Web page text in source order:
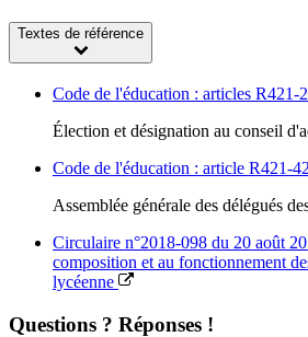
Textes de référence
Code de l'éducation : articles R421-
Élection et désignation au conseil
Code de l'éducation : article R421-42
Assemblée générale des délégués
Circulaire n°2018-098 du 20 août
composition et au fonctionnement
lycéenne
Questions ? Réponses !